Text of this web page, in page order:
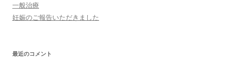
一般治療
妊娠のご報告いただきました
最近のコメント